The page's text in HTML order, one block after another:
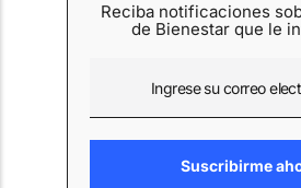
Reciba notificaciones
de Bienestar que le